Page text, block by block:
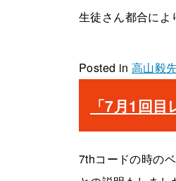
生徒さん都合によ
Posted in 高山毅
「7月1回
7thコードの時の